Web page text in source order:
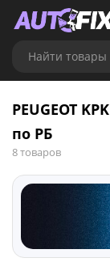
Найти товары
PEUGEOT
по РБ
8 товаров